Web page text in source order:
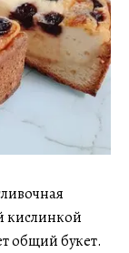
кислинкой
общий букет.